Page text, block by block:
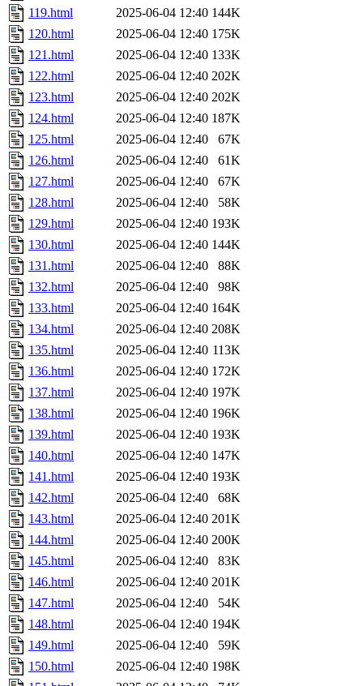
119.html
2025-06-04 12:40 144K
120.html
2025-06-04 12:40 175K
121.html
2025-06-04 12:40 133K
122.html
2025-06-04 12:40 202K
123.html
2025-06-04 12:40 202K
124.html
2025-06-04 12:40 187K
125.html
2025-06-04 12:40
67K
126.html
2025-06-04 12:40
61K
127.html
2025-06-04 12:40
67K
128.html
2025-06-04 12:40
58K
129.html
2025-06-04 12:40 193K
130.html
2025-06-04 12:40 144K
131.html
2025-06-04 12:40
88K
132.html
2025-06-04 12:40
98K
133.html
2025-06-04 12:40 164K
134.html
2025-06-04 12:40 208K
135.html
2025-06-04 12:40 113K
136.html
2025-06-04 12:40 172K
137.html
2025-06-04 12:40 197K
138.html
2025-06-04 12:40 196K
139.html
2025-06-04 12:40 193K
140.html
2025-06-04 12:40 147K
141.html
2025-06-04 12:40 193K
142.html
2025-06-04 12:40
68K
143.html
2025-06-04 12:40 201K
144.html
2025-06-04 12:40 200K
145.html
2025-06-04 12:40
83K
146.html
2025-06-04 12:40 201K
147.html
2025-06-04 12:40
54K
148.html
2025-06-04 12:40 194K
149.html
2025-06-04 12:40
59K
150.html
2025-06-04 12:40 198K